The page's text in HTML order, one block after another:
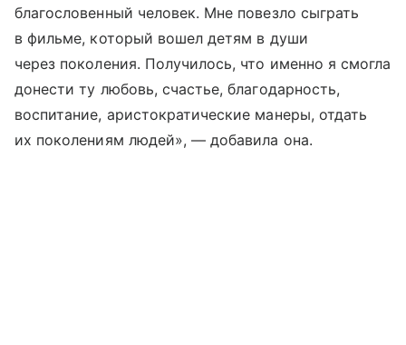
благословенный человек. Мне повезло сыграть
в фильме, который вошел детям в души
через поколения. Получилось, что именно я смогла
донести ту любовь, счастье, благодарность,
воспитание, аристократические манеры, отдать
их поколениям людей», — добавила она.